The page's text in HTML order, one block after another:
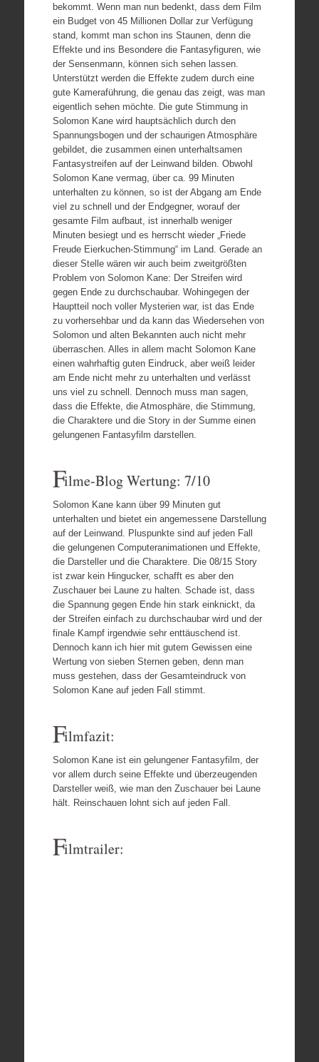
bekommt. Wenn man nun bedenkt, dass dem Film
ein Budget von 45 Millionen Dollar zur Verfügung
stand, kommt man schon ins Staunen, denn die
Effekte und ins Besondere die Fantasyfiguren, wie
der Sensenmann, können sich sehen lassen.
Unterstützt werden die Effekte zudem durch eine
gute Kameraführung, die genau das zeigt, was man
eigentlich sehen möchte. Die gute Stimmung in
Solomon Kane wird hauptsächlich durch den
Spannungsbogen und der schaurigen Atmosphäre
gebildet, die zusammen einen unterhaltsamen
Fantasystreifen auf der Leinwand bilden. Obwohl
Solomon Kane vermag, über ca. 99 Minuten
unterhalten zu können, so ist der Abgang am Ende
viel zu schnell und der Endgegner, worauf der
gesamte Film aufbaut, ist innerhalb weniger
Minuten besiegt und es herrscht wieder „Friede
Freude Eierkuchen-Stimmung“ im Land. Gerade an
dieser Stelle wären wir auch beim zweitgrößten
Problem von Solomon Kane: Der Streifen wird
gegen Ende zu durchschaubar. Wohingegen der
Hauptteil noch voller Mysterien war, ist das Ende
zu vorhersehbar und da kann das Wiedersehen von
Solomon und alten Bekannten auch nicht mehr
überraschen. Alles in allem macht Solomon Kane
einen wahrhaftig guten Eindruck, aber weiß leider
am Ende nicht mehr zu unterhalten und verlässt
uns viel zu schnell. Dennoch muss man sagen,
dass die Effekte, die Atmosphäre, die Stimmung,
die Charaktere und die Story in der Summe einen
gelungenen Fantasyfilm darstellen.
Filme-Blog Wertung: 7/10
Solomon Kane kann über 99 Minuten gut
unterhalten und bietet ein angemessene Darstellung
auf der Leinwand. Pluspunkte sind auf jeden Fall
die gelungenen Computeranimationen und Effekte,
die Darsteller und die Charaktere. Die 08/15 Story
ist zwar kein Hingucker, schafft es aber den
Zuschauer bei Laune zu halten. Schade ist, dass
die Spannung gegen Ende hin stark einknickt, da
der Streifen einfach zu durchschaubar wird und der
finale Kampf irgendwie sehr enttäuschend ist.
Dennoch kann ich hier mit gutem Gewissen eine
Wertung von sieben Sternen geben, denn man
muss gestehen, dass der Gesamteindruck von
Solomon Kane auf jeden Fall stimmt.
Filmfazit:
Solomon Kane ist ein gelungener Fantasyfilm, der
vor allem durch seine Effekte und überzeugenden
Darsteller weiß, wie man den Zuschauer bei Laune
hält. Reinschauen lohnt sich auf jeden Fall.
Filmtrailer: